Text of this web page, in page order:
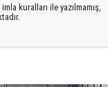
kuralları ile yazılmamış,